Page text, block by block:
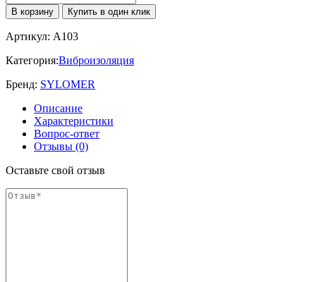
В корзину Купить в один клик
Артикул: A103
Категория:Виброизоляция
Бренд: SYLOMER
Описание
Характеристики
Вопрос-ответ
Отзывы (0)
Оставьте свой отзыв